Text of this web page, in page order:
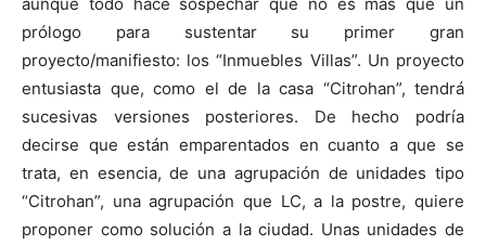
prólogo para sustentar su primer gran
proyecto/manifiesto: los “Inmuebles Villas”. Un proyecto
entusiasta que, como el de la casa “Citrohan”, tendrá
sucesivas versiones posteriores. De hecho podría
decirse que están emparentados en cuanto a que se
trata, en esencia, de una agrupación de unidades tipo
“Citrohan”, una agrupación que LC, a la postre, quiere
proponer como solución a la ciudad. Unas unidades de